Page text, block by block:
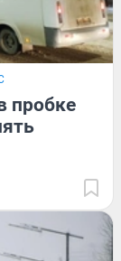
пробке